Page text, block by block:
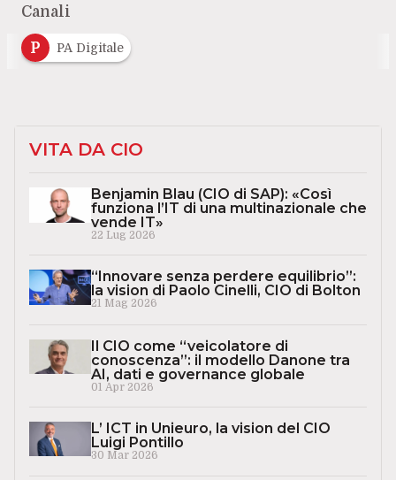
Canali
P PA Digitale
VITA DA CIO
Benjamin Blau (CIO di SAP): «Così
funziona l’IT di una multinazionale che
vende IT»
22 Lug 2026
“Innovare senza perdere equilibrio”:
la vision di Paolo Cinelli, CIO di Bolton
21 Mag 2026
Il CIO come “veicolatore di
conoscenza”: il modello Danone tra
AI, dati e governance globale
01 Apr 2026
L’ ICT in Unieuro, la vision del CIO
Luigi Pontillo
30 Mar 2026